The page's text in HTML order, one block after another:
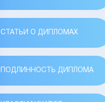
СТАТЬИ О ДИПЛОМАХ
ПОДЛИННОСТЬ ДИПЛОМА